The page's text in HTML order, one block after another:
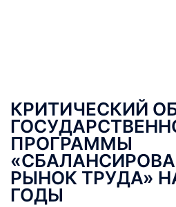
КРИТИЧЕСКИЙ
ПРОГРАММЫ
РЫНОК ТРУДА»
ГОДЫ